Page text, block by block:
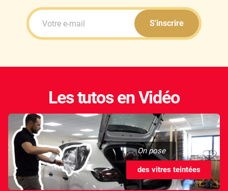
S'inscrire
Les tutos en Vidéo
On pose
des vitres teintées